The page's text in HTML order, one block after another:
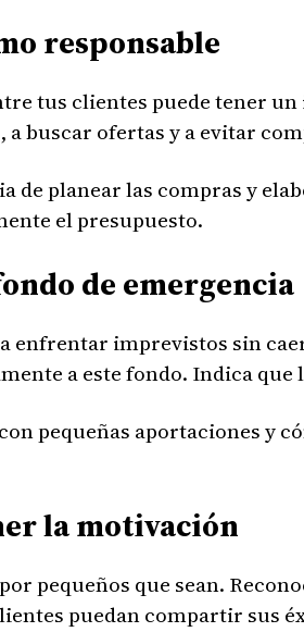
responsable
tus clientes puede tener
buscar ofertas y a evitar
de planear las compras y
el presupuesto.
de emergencia
enfrentar imprevistos sin
a este fondo. Indica
pequeñas aportaciones y
la motivación
pequeños que sean.
puedan compartir sus